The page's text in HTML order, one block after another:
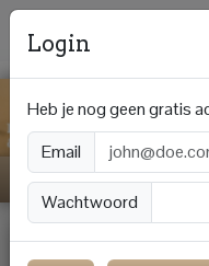
Login
Heb je nog geen gratis
Email
Wachtwoord